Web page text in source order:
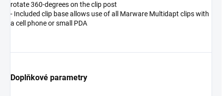
rotate 360-degrees on the clip post
- Included clip base allows use of all Marware Multidapt clips with
a cell phone or small PDA
Doplňkové parametry